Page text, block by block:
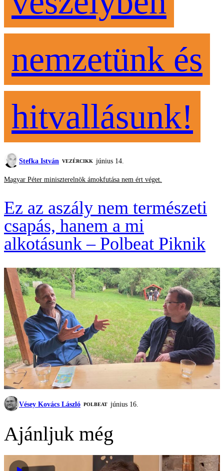
nemzetünk és
hitvallásunk!
Stefka István VEZÉRCIKK június 14.
Magyar Péter miniszterelnök ámokfutása nem ért véget.
Ez az aszály nem természeti
csapás, hanem a mi
alkotásunk – Polbeat Piknik
Vésey Kovács László ‎POLBEAT június 16.
Ajánljuk még